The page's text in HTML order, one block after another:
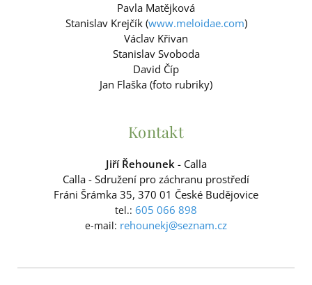
Pavla Matějková
Stanislav Krejčík (www.meloidae.com)
Václav Křivan
Stanislav Svoboda
David Číp
Jan Flaška (foto rubriky)
Kontakt
Jiří Řehounek- Calla
Calla - Sdružení pro záchranu prostředí
Fráni Šrámka 35, 370 01 České Budějovice
tel.: 605 066 898
e-mail: rehounekj@seznam.cz